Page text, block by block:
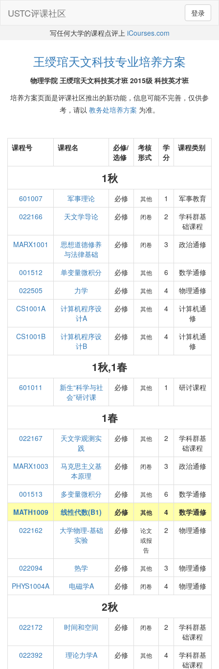
登录
USTC评课社区
写任何大学的课程点评上 iCourses.com
王绶琯天文科技专业培养方案
物理学院 王绶琯天文科技英才班 2015级 科技英才班
培养方案页面是评课社区推出的新功能，信息可能不完善，仅供参
考，请以 教务处培养方案 为准。
课程号 课程名
必修/
选修
考核
形式
学
分
课程类别
1秋
601007 军事理论 必修 其他 1
军事教育
022166
天文学导论 必修 闭卷 2
学科群基
础课程
MARX1001
思想道德修养
与法律基础
必修 闭卷 3 政治通修
001512 单变量微积分 必修 其他 6
数学通修
022505
力学 必修 其他 4
物理通修
CS1001A
计算机程序设
计A
必修 其他 4
计算机通
修
CS1001B
计算机程序设
计B
必修 其他 4
计算机通
修
1秋,1春
601011
新生“科学与社
会”研讨课
必修 其他 1 研讨课程
1春
022167
天文学观测实
践
必修 其他 2
学科群基
础课程
MARX1003
马克思主义基
本原理
必修 闭卷 3 政治通修
001513 多变量微积分 必修 其他 6
数学通修
MATH1009
线性代数(B1) 必修 其他 4
数学通修
022162
大学物理-基础
实验
必修
论文
或报
告
2 物理通修
022094 热学 必修 其他 3
物理通修
PHYS1004A
电磁学A 必修 闭卷 4 物理通修
2秋
022172 时间和空间 必修 闭卷 2
学科群基
础课程
022392
理论力学A 必修 其他 4
学科群基
础课程